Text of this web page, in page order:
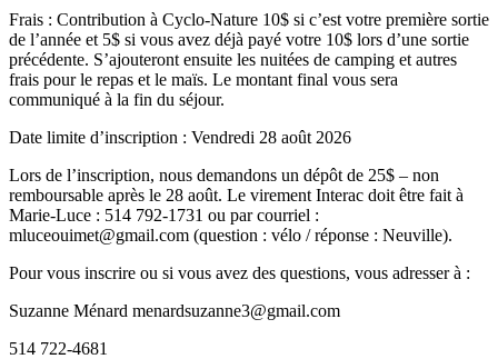
Frais : Contribution à Cyclo-Nature 10$ si c’est votre première sortie
de l’année et 5$ si vous avez déjà payé votre 10$ lors d’une sortie
précédente. S’ajouteront ensuite les nuitées de camping et autres
frais pour le repas et le maïs. Le montant final vous sera
communiqué à la fin du séjour.
Date limite d’inscription : Vendredi 28 août 2026
Lors de l’inscription, nous demandons un dépôt de 25$ – non
remboursable après le 28 août. Le virement Interac doit être fait à
Marie-Luce : 514 792-1731 ou par courriel :
mluceouimet@gmail.com (question : vélo / réponse : Neuville).
Pour vous inscrire ou si vous avez des questions, vous adresser à :
Suzanne Ménard menardsuzanne3@gmail.com
514 722-4681